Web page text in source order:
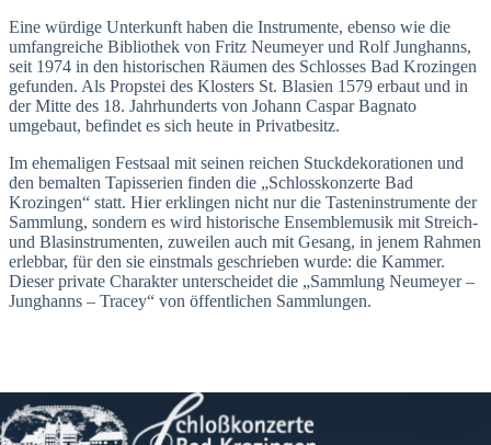
Eine würdige Unterkunft haben die Instrumente, ebenso wie die
umfangreiche Bibliothek von Fritz Neumeyer und Rolf Junghanns,
seit 1974 in den historischen Räumen des Schlosses Bad Krozingen
gefunden. Als Propstei des Klosters St. Blasien 1579 erbaut und in
der Mitte des 18. Jahrhunderts von Johann Caspar Bagnato
umgebaut, befindet es sich heute in Privatbesitz.
Im ehemaligen Festsaal mit seinen reichen Stuckdekorationen und
den bemalten Tapisserien finden die „Schlosskonzerte Bad
Krozingen“ statt. Hier erklingen nicht nur die Tasteninstrumente der
Sammlung, sondern es wird historische Ensemblemusik mit Streich-
und Blasinstrumenten, zuweilen auch mit Gesang, in jenem Rahmen
erlebbar, für den sie einstmals geschrieben wurde: die Kammer.
Dieser private Charakter unterscheidet die „Sammlung Neumeyer –
Junghanns – Tracey“ von öffentlichen Sammlungen.